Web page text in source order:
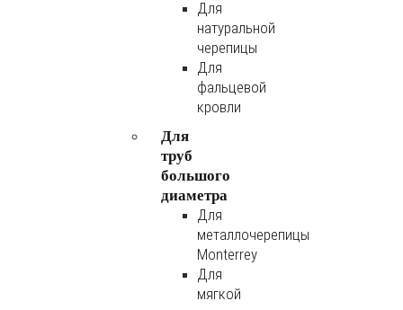
Для
натуральной
черепицы
Для
фальцевой
кровли
Для
труб
большого
диаметра
Для
металлочерепицы
Monterrey
Для
мягкой